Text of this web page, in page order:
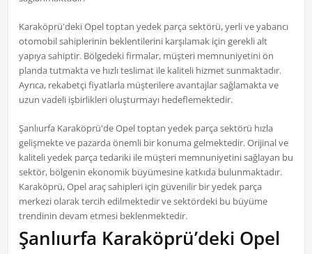
Karaköprü'deki Opel toptan yedek parça sektörü, yerli ve yabancı
otomobil sahiplerinin beklentilerini karşılamak için gerekli alt
yapıya sahiptir. Bölgedeki firmalar, müşteri memnuniyetini ön
planda tutmakta ve hızlı teslimat ile kaliteli hizmet sunmaktadır.
Ayrıca, rekabetçi fiyatlarla müşterilere avantajlar sağlamakta ve
uzun vadeli işbirlikleri oluşturmayı hedeflemektedir.
Şanlıurfa Karaköprü'de Opel toptan yedek parça sektörü hızla
gelişmekte ve pazarda önemli bir konuma gelmektedir. Orijinal ve
kaliteli yedek parça tedariki ile müşteri memnuniyetini sağlayan bu
sektör, bölgenin ekonomik büyümesine katkıda bulunmaktadır.
Karaköprü, Opel araç sahipleri için güvenilir bir yedek parça
merkezi olarak tercih edilmektedir ve sektördeki bu büyüme
trendinin devam etmesi beklenmektedir.
Şanlıurfa Karaköprü’deki Opel